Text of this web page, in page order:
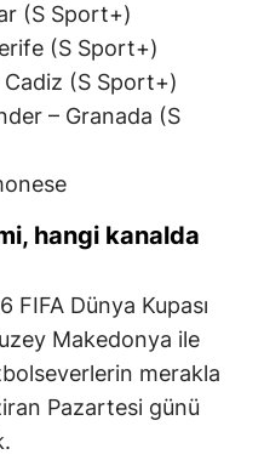
(S Sport+)
(S Sport+)
Cadiz (S Sport+)
– Granada (S
hangi kanalda
FIFA Dünya Kupası
Makedonya ile
merakla
Pazartesi günü